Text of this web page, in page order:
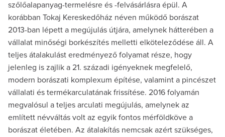
szőlőalapanyag-termelésre és -felvásárlásra épül. A
korábban Tokaj Kereskedőház néven működő borászat
2013-ban lépett a megújulás útjára, amelynek hátterében a
vállalat minőségi borkészítés melletti elköteleződése áll. A
teljes átalakulást eredményező folyamat része, hogy
jelenleg is zajlik a 21. századi igényeknek megfelelő,
modern borászati komplexum építése, valamint a pincészet
vállalati és termékarculatának frissítése. 2016 folyamán
megvalósul a teljes arculati megújulás, amelynek az
említett névváltás volt az egyik fontos mérföldköve a
borászat életében. Az átalakítás nemcsak azért szükséges,